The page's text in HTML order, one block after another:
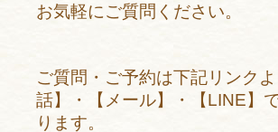
お気軽にご質問ください。
ご質問・ご予約は下記リンク
話】・【メール】・【LINE】
ります。